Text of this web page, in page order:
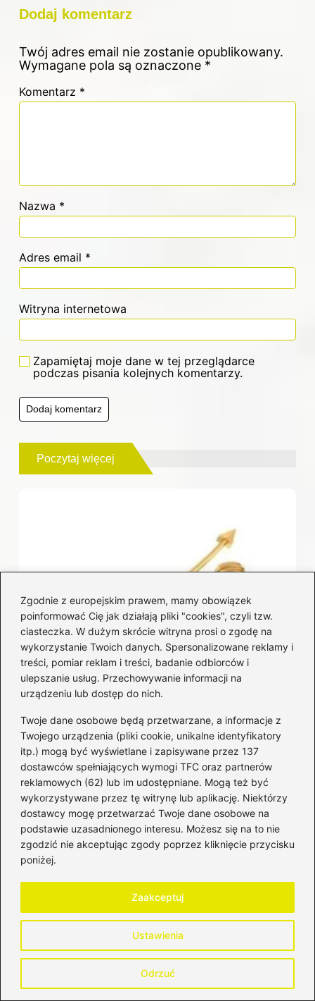
Zgodnie z europejskim prawem, mamy obowiązek
poinformować Cię jak działają pliki "cookies", czyli tzw.
ciasteczka. W dużym skrócie witryna prosi o zgodę na
wykorzystanie Twoich danych. Spersonalizowane reklamy i
treści, pomiar reklam i treści, badanie odbiorców i
ulepszanie usług. Przechowywanie informacji na
urządzeniu lub dostęp do nich.
Twoje dane osobowe będą przetwarzane, a informacje z
Twojego urządzenia (pliki cookie, unikalne identyfikatory
itp.) mogą być wyświetlane i zapisywane przez 137
dostawców spełniających wymogi TFC oraz partnerów
reklamowych (62) lub im udostępniane. Mogą też być
wykorzystywane przez tę witrynę lub aplikację. Niektórzy
dostawcy mogę przetwarzać Twoje dane osobowe na
podstawie uzasadnionego interesu. Możesz się na to nie
zgodzić nie akceptując zgody poprzez kliknięcie przycisku
poniżej.
Ustawienia
Odrzuć
Zaakceptuj
Dodaj komentarz
Twój adres email nie zostanie opublikowany.
Wymagane pola są oznaczone *
Komentarz *
Nazwa *
Adres email *
Witryna internetowa
Zapamiętaj moje dane w tej przeglądarce
podczas pisania kolejnych komentarzy.
Poczytaj więcej
oprocentowaniem? porównanie
najlepszych ofert
2026-08-04
Oprocentowanie kredytu gotówkowego:
aktualne stawki i najlepsze oferty
2026-08-03